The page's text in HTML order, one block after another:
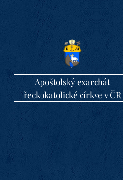
Apoštolský exarchát
řeckokatolické církve v ČR